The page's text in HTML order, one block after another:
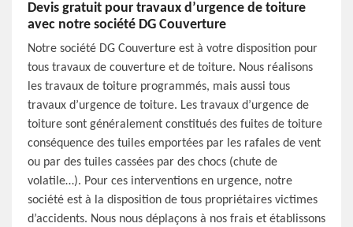
Devis gratuit pour travaux d’urgence de toiture
avec notre société DG Couverture
Notre société DG Couverture est à votre disposition pour
tous travaux de couverture et de toiture. Nous réalisons
les travaux de toiture programmés, mais aussi tous
travaux d’urgence de toiture. Les travaux d’urgence de
toiture sont généralement constitués des fuites de toiture
conséquence des tuiles emportées par les rafales de vent
ou par des tuiles cassées par des chocs (chute de
volatile…). Pour ces interventions en urgence, notre
société est à la disposition de tous propriétaires victimes
d’accidents. Nous nous déplaçons à nos frais et établissons